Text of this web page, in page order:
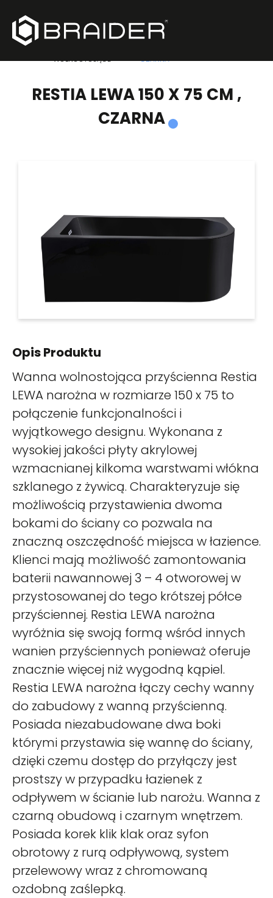
PRODUKTY
WOLNOSTOJĄCE
CZARNA
RESTIA LEWA 150 X 75 CM ,
CZARNA
Opis Produktu
Wanna wolnostojąca przyścienna Restia
LEWA narożna w rozmiarze 150 x 75 to
połączenie funkcjonalności i
wyjątkowego designu. Wykonana z
wysokiej jakości płyty akrylowej
wzmacnianej kilkoma warstwami włókna
szklanego z żywicą. Charakteryzuje się
możliwością przystawienia dwoma
bokami do ściany co pozwala na
znaczną oszczędność miejsca w łazience.
Klienci mają możliwość zamontowania
baterii nawannowej 3 – 4 otworowej w
przystosowanej do tego krótszej półce
przyściennej. Restia LEWA narożna
wyróżnia się swoją formą wśród innych
wanien przyściennych ponieważ oferuje
znacznie więcej niż wygodną kąpiel.
Restia LEWA narożna łączy cechy wanny
do zabudowy z wanną przyścienną.
Posiada niezabudowane dwa boki
którymi przystawia się wannę do ściany,
dzięki czemu dostęp do przyłączy jest
prostszy w przypadku łazienek z
odpływem w ścianie lub narożu. Wanna z
czarną obudową i czarnym wnętrzem.
Posiada korek klik klak oraz syfon
obrotowy z rurą odpływową, system
przelewowy wraz z chromowaną
ozdobną zaślepką.